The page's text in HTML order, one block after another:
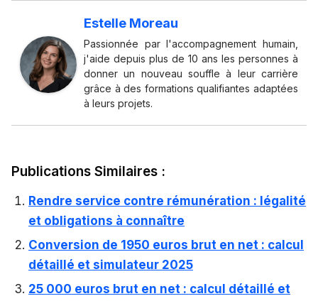
Estelle Moreau
Passionnée par l'accompagnement humain,
j'aide depuis plus de 10 ans les personnes à
donner un nouveau souffle à leur carrière
grâce à des formations qualifiantes adaptées
à leurs projets.
Publications Similaires :
Rendre service contre rémunération : légalité
et obligations à connaître
Conversion de 1950 euros brut en net : calcul
détaillé et simulateur 2025
25 000 euros brut en net : calcul détaillé et